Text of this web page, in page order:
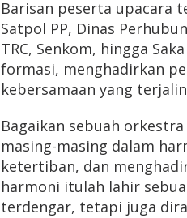
Barisan peserta upacara
Satpol PP, Dinas
TRC, Senkom, hingga
formasi, menghadirkan
kebersamaan yang
Bagaikan sebuah
masing-masing dalam
ketertiban, dan
harmoni itulah lahir
terdengar, tetapi juga